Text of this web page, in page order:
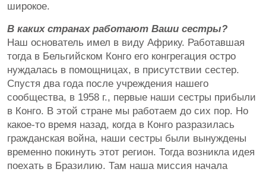
широкое.
В каких странах работают Ваши сестры?
Наш основатель имел в виду Африку. Работавшая
тогда в Бельгийском Конго его конгрегация остро
нуждалась в помощницах, в присутствии сестер.
Спустя два года после учреждения нашего
сообщества, в 1958 г., первые наши сестры прибыли
в Конго. В этой стране мы работаем до сих пор. Но
какое-то время назад, когда в Конго разразилась
гражданская война, наши сестры были вынуждены
временно покинуть этот регион. Тогда возникла идея
поехать в Бразилию. Там наша миссия начала